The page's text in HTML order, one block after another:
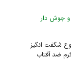
و جوش دار
شگفت انگیز
ضد آفتاب